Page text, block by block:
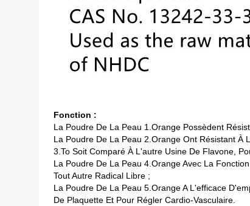
Fonction :
La Poudre De La Peau 1.Orange Possèdent
La Poudre De La Peau 2.Orange Ont Résistant À
3.To Soit Comparé À L'autre Usine De Flavone,
La Poudre De La Peau 4.Orange Avec La
Tout Autre Radical Libre ;
La Poudre De La Peau 5.Orange A L'efficace
De Plaquette Et Pour Régler Cardio-Vasculaire.